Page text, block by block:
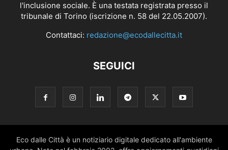
l'inclusione sociale. È una testata registrata presso il
tribunale di Torino (iscrizione n. 58 del 22.05.2007).
Contattaci: redazione@ecodallecitta.it
SEGUICI
Eco dalle Città è un notiziario digitale dedicato all'ambiente